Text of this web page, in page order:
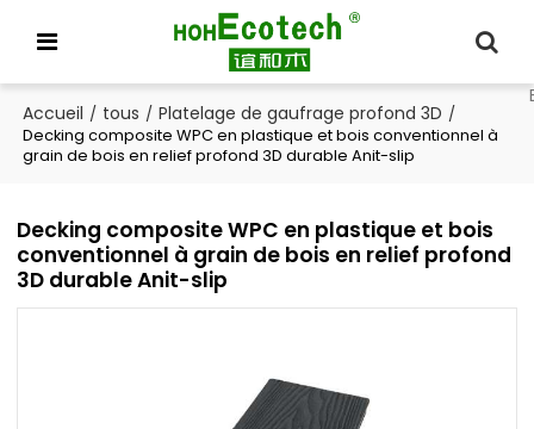
Accueil / tous / Platelage de gaufrage profond 3D /
Decking composite WPC en plastique et bois conventionnel à
grain de bois en relief profond 3D durable Anit-slip
Decking composite WPC en plastique et bois
conventionnel à grain de bois en relief profond
3D durable Anit-slip